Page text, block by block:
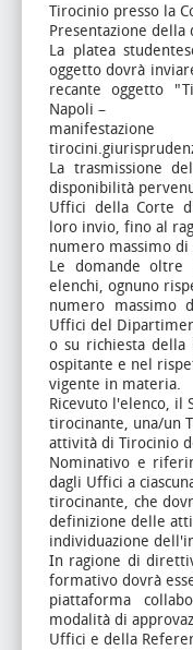
Tirocinio presso la
Presentazione
La platea
oggetto dovrà
recante oggetto
Napoli –
La trasmissione
disponibilità
Uffici della Corte
loro invio, fino al
numero massimo di
Le domande oltre
elenchi, ognuno
numero massimo
Uffici del
o su richiesta della
ospitante e nel
vigente in materia.
Ricevuto l'elenco, il
tirocinante, una/un
attività di Tirocinio
Nominativo e
dagli Uffici a
tirocinante, che
definizione delle
individuazione
In ragione di
formativo dovrà
piattaforma
modalità di
Uffici e della